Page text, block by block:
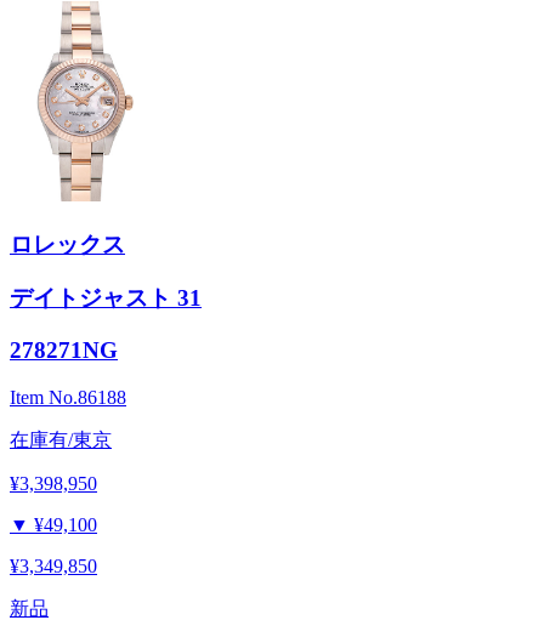
ロレックス
デイトジャスト 31
278271NG
Item No.86188
在庫有/東京
¥3,398,950
▼ ¥49,100
¥3,349,850
新品